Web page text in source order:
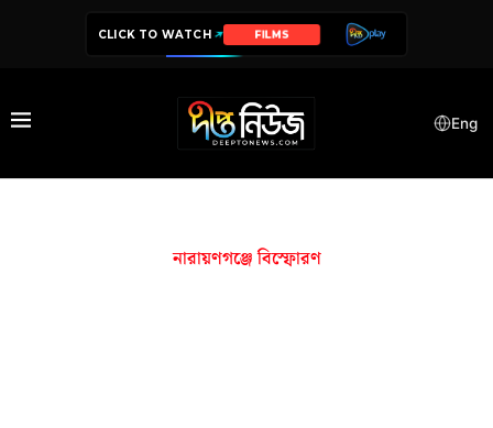
CLICK TO WATCH FILMS
Eng
নারায়ণগঞ্জে বিস্ফোরণ